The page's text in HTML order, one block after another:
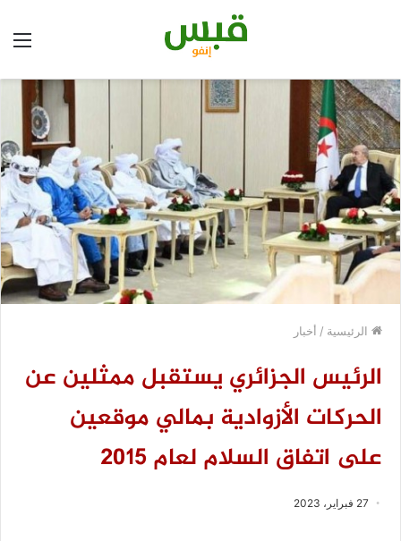
الرئيسية / أخبار
الرئيس الجزائري يستقبل ممثلين عن
الحركات الأزوادية بمالي موقعين
على اتفاق السلام لعام 2015
27 فبراير، 2023